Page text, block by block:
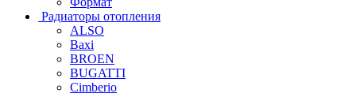
Радиаторы отопления
ALSO
Baxi
BROEN
BUGATTI
Cimberio